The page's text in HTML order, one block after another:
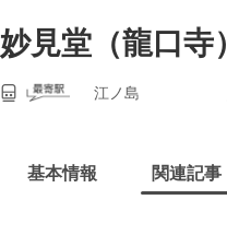
妙見堂（龍口寺）
江ノ島
基本情報 関連記事